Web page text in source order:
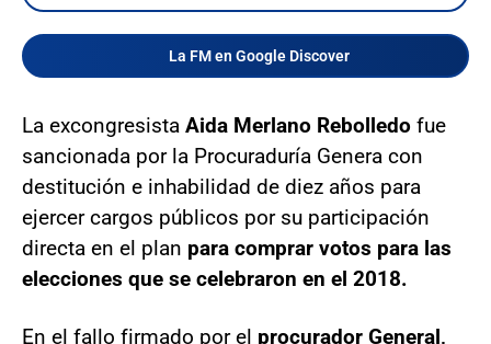
La FM en Google Discover
La excongresista Aida Merlano Rebolledo fue
sancionada por la Procuraduría Genera con
destitución e inhabilidad de diez años para
ejercer cargos públicos por su participación
directa en el plan para comprar votos para las
elecciones que se celebraron en el 2018.
En el fallo firmado por el procurador General,